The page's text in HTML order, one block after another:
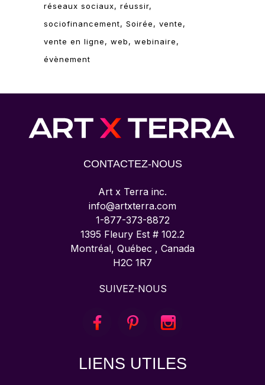
réseaux sociaux
réussir
sociofinancement
Soirée
vente
vente en ligne
web
webinaire
évènement
CONTACTEZ-NOUS
Art x Terra inc.
info@artxterra.com
1-877-373-8872
1395 Fleury Est # 102.2
Montréal, Québec , Canada
H2C 1R7
SUIVEZ-NOUS
LIENS UTILES